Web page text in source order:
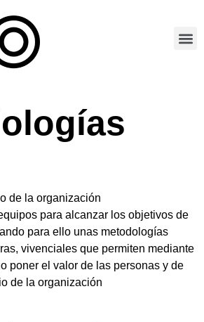
de la organización
para alcanzar los objetivos de
para ello unas metodologías
vivenciales que permiten mediante
poner el valor de las personas y de
de la organización